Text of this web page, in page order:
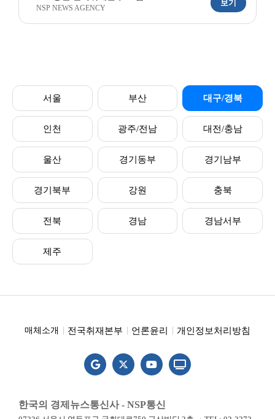
NSP NEWS AGENCY
보기
서울 부산 대구/경북
인천 광주/전남 대전/충남
울산 경기동부 경기남부
경기북부 강원 충북
전북 경남 경남서부
제주
매체소개 전국취재본부 언론윤리 개인정보처리방침
한국의 경제뉴스통신사 - NSP통신